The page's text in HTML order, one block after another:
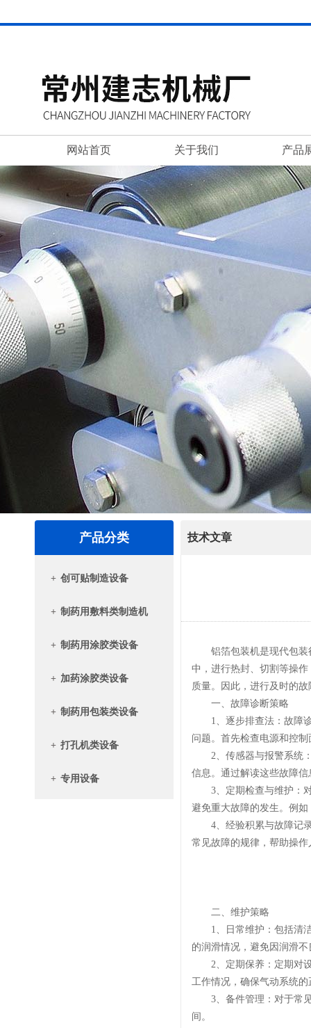
网站首页 关于我们 产品
产品分类
+ 创可贴制造设备
+ 制药用敷料类制造机
+ 制药用涂胶类设备
+ 加药涂胶类设备
+ 制药用包装类设备
+ 打孔机类设备
+ 专用设备
技术文章
铝箔包装机是现代包装行
中，进行热封、切割等操
质量。因此，进行及时的
一、故障诊断策略
1、逐步排查法：故障诊
问题。首先检查电源和控
2、传感器与报警系统：
信息。通过解读这些故障
3、定期检查与维护：对
避免重大故障的发生。例
4、经验积累与故障记录
常见故障的规律，帮助操
二、维护策略
1、日常维护：包括清洁
的润滑情况，避免因润滑
2、定期保养：定期对设
工作情况，确保气动系统的
3、备件管理：对于常见
间。